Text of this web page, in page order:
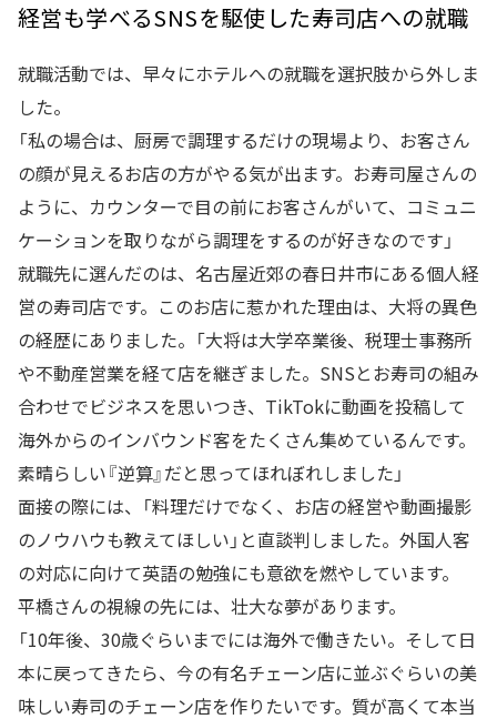
経営も学べるSNSを駆使した寿司店への就職
就職活動では、早々にホテルへの就職を選択肢から外しま
した。
「私の場合は、厨房で調理するだけの現場より、お客さん
の顔が見えるお店の方がやる気が出ます。お寿司屋さんの
ように、カウンターで目の前にお客さんがいて、コミュニ
ケーションを取りながら調理をするのが好きなのです」
就職先に選んだのは、名古屋近郊の春日井市にある個人経
営の寿司店です。このお店に惹かれた理由は、大将の異色
の経歴にありました。「大将は大学卒業後、税理士事務所
や不動産営業を経て店を継ぎました。SNSとお寿司の組み
合わせでビジネスを思いつき、TikTokに動画を投稿して
海外からのインバウンド客をたくさん集めているんです。
素晴らしい『逆算』だと思ってほれぼれしました」
面接の際には、「料理だけでなく、お店の経営や動画撮影
のノウハウも教えてほしい」と直談判しました。外国人客
の対応に向けて英語の勉強にも意欲を燃やしています。
平橋さんの視線の先には、壮大な夢があります。
「10年後、30歳ぐらいまでには海外で働きたい。そして日
本に戻ってきたら、今の有名チェーン店に並ぶぐらいの美
味しい寿司のチェーン店を作りたいです。質が高くて本当